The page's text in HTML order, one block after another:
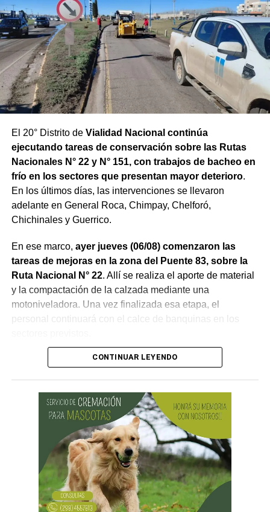
El 20° Distrito de Vialidad Nacional continúa
ejecutando tareas de conservación sobre las Rutas
Nacionales N° 22 y N° 151, con trabajos de bacheo en
frío en los sectores que presentan mayor deterioro.
En los últimos días, las intervenciones se llevaron
adelante en General Roca, Chimpay, Chelforó,
Chichinales y Guerrico.
En ese marco, ayer jueves (06/08) comenzaron las
tareas de mejoras en la zona del Puente 83, sobre la
Ruta Nacional N° 22. Allí se realiza el aporte de material
y la compactación de la calzada mediante una
motoniveladora. Una vez finalizada esa etapa, el
personal continuará con el calce de banquinas en los
Desde Vialidad Nacional informaron que,durante las
próximas semanas, el operativo de bacheo será
reforzado con dos nuevas cuadrillas de trabajo y dos
CONTINUAR LEYENDO